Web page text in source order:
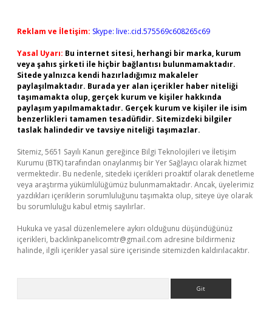
Reklam ve İletişim: Skype: live:.cid.575569c608265c69
Yasal Uyarı: Bu internet sitesi, herhangi bir marka, kurum
veya şahıs şirketi ile hiçbir bağlantısı bulunmamaktadır.
Sitede yalnızca kendi hazırladığımız makaleler
paylaşılmaktadır. Burada yer alan içerikler haber niteliği
taşımamakta olup, gerçek kurum ve kişiler hakkında
paylaşım yapılmamaktadır. Gerçek kurum ve kişiler ile isim
benzerlikleri tamamen tesadüfidir. Sitemizdeki bilgiler
taslak halindedir ve tavsiye niteliği taşımazlar.
Sitemiz, 5651 Sayılı Kanun gereğince Bilgi Teknolojileri ve İletişim
Kurumu (BTK) tarafından onaylanmış bir Yer Sağlayıcı olarak hizmet
vermektedir. Bu nedenle, sitedeki içerikleri proaktif olarak denetleme
veya araştırma yükümlülüğümüz bulunmamaktadır. Ancak, üyelerimiz
yazdıkları içeriklerin sorumluluğunu taşımakta olup, siteye üye olarak
bu sorumluluğu kabul etmiş sayılırlar.
Hukuka ve yasal düzenlemelere aykırı olduğunu düşündüğünüz
içerikleri, backlinkpanelicomtr@gmail.com adresine bildirmeniz
halinde, ilgili içerikler yasal süre içerisinde sitemizden kaldırılacaktır.